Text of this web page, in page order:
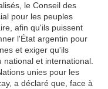
le Conseil des
pour les peuples
afin qu'ils puissent
l'État argentin pour
et exiger qu'ils
et international.
unies pour les
a déclaré que, face à